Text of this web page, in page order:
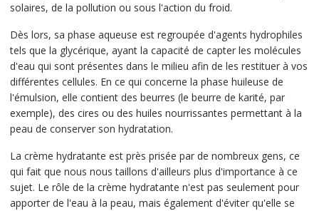
solaires, de la pollution ou sous l'action du froid.
Dès lors, sa phase aqueuse est regroupée d'agents hydrophiles
tels que la glycérique, ayant la capacité de capter les molécules
d'eau qui sont présentes dans le milieu afin de les restituer à vos
différentes cellules. En ce qui concerne la phase huileuse de
l'émulsion, elle contient des beurres (le beurre de karité, par
exemple), des cires ou des huiles nourrissantes permettant à la
peau de conserver son hydratation.
La crème hydratante est près prisée par de nombreux gens, ce
qui fait que nous nous taillons d'ailleurs plus d'importance à ce
sujet. Le rôle de la crème hydratante n'est pas seulement pour
apporter de l'eau à la peau, mais également d'éviter qu'elle se